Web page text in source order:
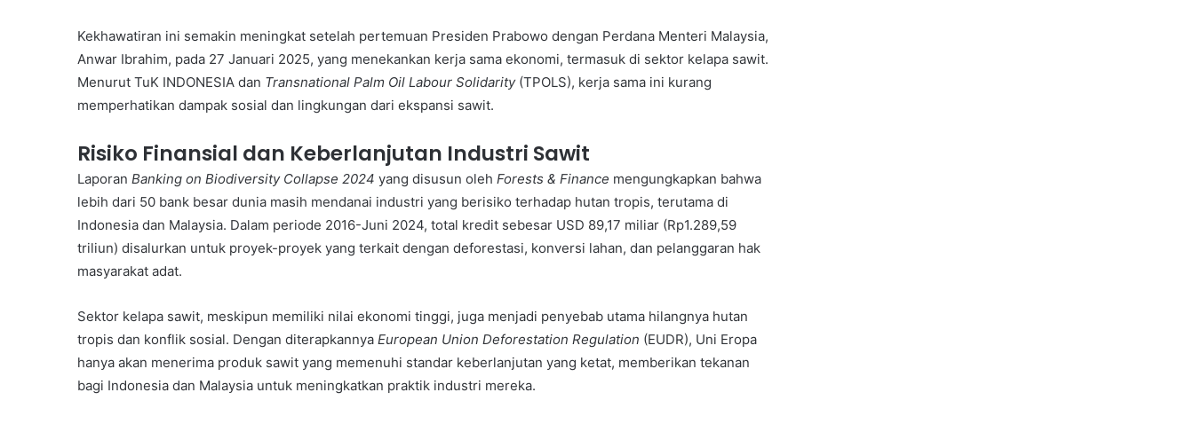
Kekhawatiran ini semakin meningkat setelah pertemuan Presiden Prabowo dengan Perdana Menteri Malaysia,
Anwar Ibrahim, pada 27 Januari 2025, yang menekankan kerja sama ekonomi, termasuk di sektor kelapa sawit.
Menurut TuK INDONESIA dan Transnational Palm Oil Labour Solidarity(TPOLS), kerja sama ini kurang
memperhatikan dampak sosial dan lingkungan dari ekspansi sawit.
Risiko Finansial dan Keberlanjutan Industri Sawit
Laporan Banking on Biodiversity Collapse 2024 yang disusun oleh Forests & Finance mengungkapkan bahwa
lebih dari 50 bank besar dunia masih mendanai industri yang berisiko terhadap hutan tropis, terutama di
Indonesia dan Malaysia. Dalam periode 2016-Juni 2024, total kredit sebesar USD 89,17 miliar (Rp1.289,59
triliun) disalurkan untuk proyek-proyek yang terkait dengan deforestasi, konversi lahan, dan pelanggaran hak
masyarakat adat.
Sektor kelapa sawit, meskipun memiliki nilai ekonomi tinggi, juga menjadi penyebab utama hilangnya hutan
tropis dan konflik sosial. Dengan diterapkannya European Union Deforestation Regulation (EUDR), Uni Eropa
hanya akan menerima produk sawit yang memenuhi standar keberlanjutan yang ketat, memberikan tekanan
bagi Indonesia dan Malaysia untuk meningkatkan praktik industri mereka.